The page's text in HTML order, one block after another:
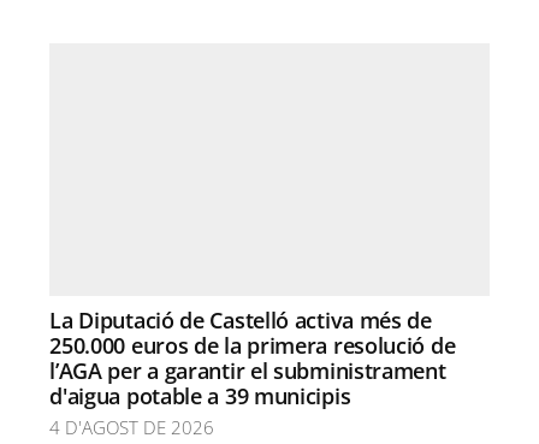
La Diputació de Castelló activa més de
250.000 euros de la primera resolució de
l’AGA per a garantir el subministrament
d'aigua potable a 39 municipis
4 D'AGOST DE 2026